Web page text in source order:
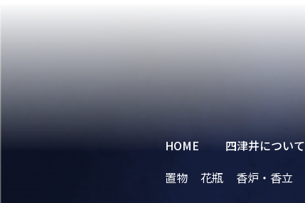
HOME 四津井について
置物
花瓶 香炉・香立